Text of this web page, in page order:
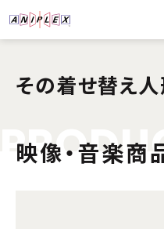
その着せ替え
PRODU
映像・音楽商